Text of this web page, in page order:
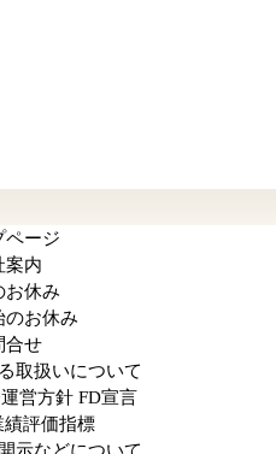
ページ
案内
お休み
のお休み
合せ
取扱いについて
営方針 FD宣言
績評価指標
示などについて